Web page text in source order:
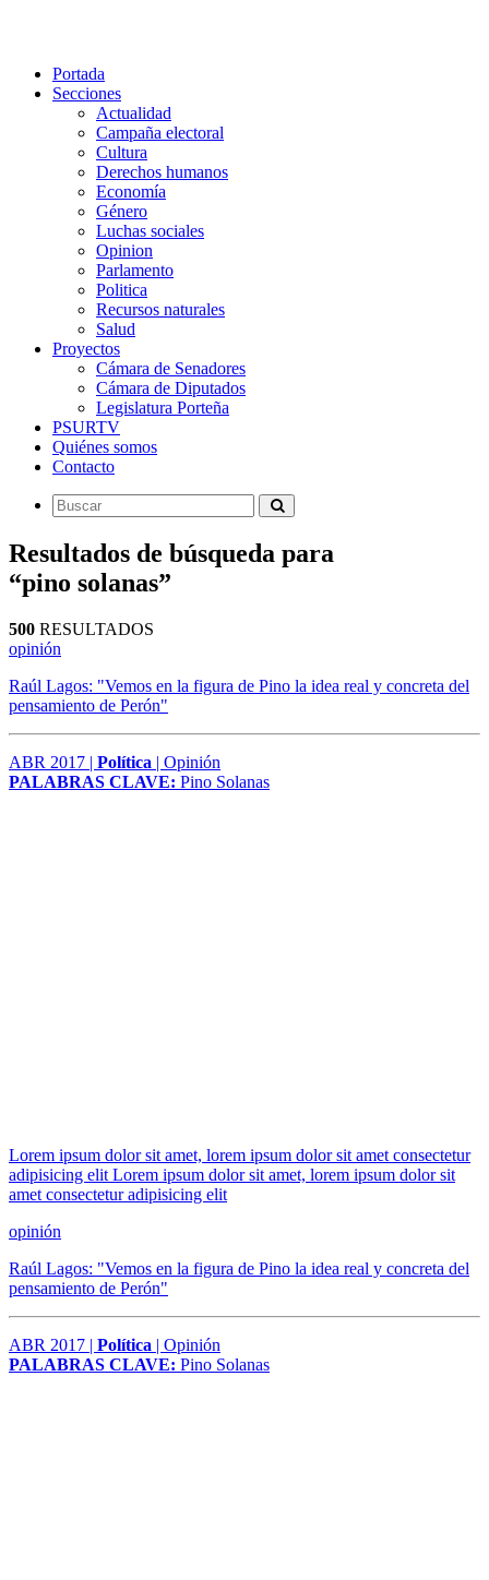
Portada
Secciones
Actualidad
Campaña electoral
Cultura
Derechos humanos
Economía
Género
Luchas sociales
Opinion
Parlamento
Politica
Recursos naturales
Salud
Proyectos
Cámara de Senadores
Cámara de Diputados
Legislatura Porteña
PSURTV
Quiénes somos
Contacto
Resultados de búsqueda para
“pino solanas”
500 RESULTADOS
opinión
Raúl Lagos: "Vemos en la figura de Pino la idea real y concreta del
pensamiento de Perón"
ABR 2017 | Política | Opinión
PALABRAS CLAVE: Pino Solanas
Lorem ipsum dolor sit amet, lorem ipsum dolor sit amet consectetur
adipisicing elit Lorem ipsum dolor sit amet, lorem ipsum dolor sit
amet consectetur adipisicing elit
opinión
Raúl Lagos: "Vemos en la figura de Pino la idea real y concreta del
pensamiento de Perón"
ABR 2017 | Política | Opinión
PALABRAS CLAVE: Pino Solanas